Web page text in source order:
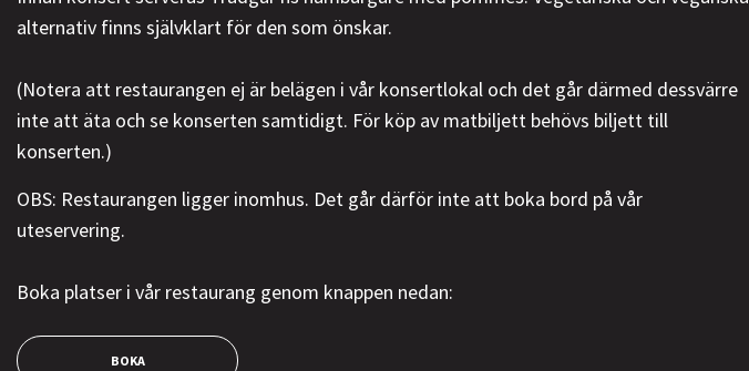
alternativ finns självklart för den som önskar.
(Notera att restaurangen ej är belägen i vår konsertlokal och det går därmed dessvärre
inte att äta och se konserten samtidigt. För köp av matbiljett behövs biljett till
konserten.)
OBS: Restaurangen ligger inomhus. Det går därför inte att boka bord på vår
uteservering.
Boka platser i vår restaurang genom knappen nedan:
BOKA